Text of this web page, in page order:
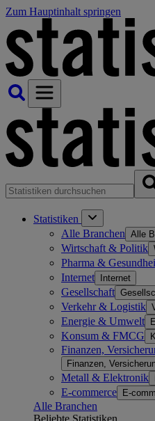
Zum Hauptinhalt springen
Statistiken
Alle Branchen Alle
Wirtschaft & Politik
Pharma &
Internet Internet
Gesellschaft
Verkehr & Logistik
Energie & Umwelt
Konsum & FMCG
Finanzen,
Finanzen,
Metall & Elektronik
E-commerce E-
Alle Branchen
Beliebte Statistiken